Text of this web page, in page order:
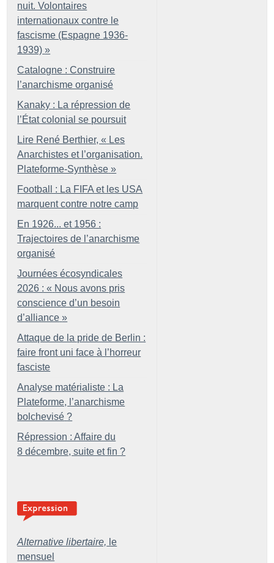
nuit. Volontaires
internationaux contre le
fascisme (Espagne 1936-
1939) »
Catalogne : Construire
l’anarchisme organisé
Kanaky : La répression de
l’État colonial se poursuit
Lire René Berthier, « Les
Anarchistes et l’organisation.
Plateforme-Synthèse »
Football : La FIFA et les USA
marquent contre notre camp
En 1926... et 1956 :
Trajectoires de l’anarchisme
organisé
Journées écosyndicales
2026 : « Nous avons pris
conscience d’un besoin
d’alliance »
Attaque de la pride de Berlin :
faire front uni face à l’horreur
fasciste
Analyse matérialiste : La
Plateforme, l’anarchisme
bolchevisé ?
Répression : Affaire du
8 décembre, suite et fin ?
Alternative libertaire, le
mensuel